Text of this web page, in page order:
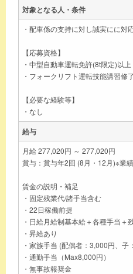
対象となる人・条件
・配車係の支持に対し誠実にに対
【応募資格】
・中型自動車運転免許(8t限定)以上
・フォークリフト運転技能講習修了
【必要な経験等】
・なし
給与
月給 277,020円 ～ 277,020円
賞与：賞与年2回 (8月・12月)※業
賃金の説明・補足
・固定残業代/諸手当含む
・22日稼働前提
・日給月給制基本給＋各種手当＋
・昇給あり
・家族手当 (配偶者：3,000円、子
・通勤手当（Max8,000円）
・無事故報奨金